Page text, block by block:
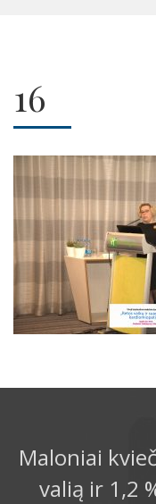
16
Maloniai
valią ir 1,2